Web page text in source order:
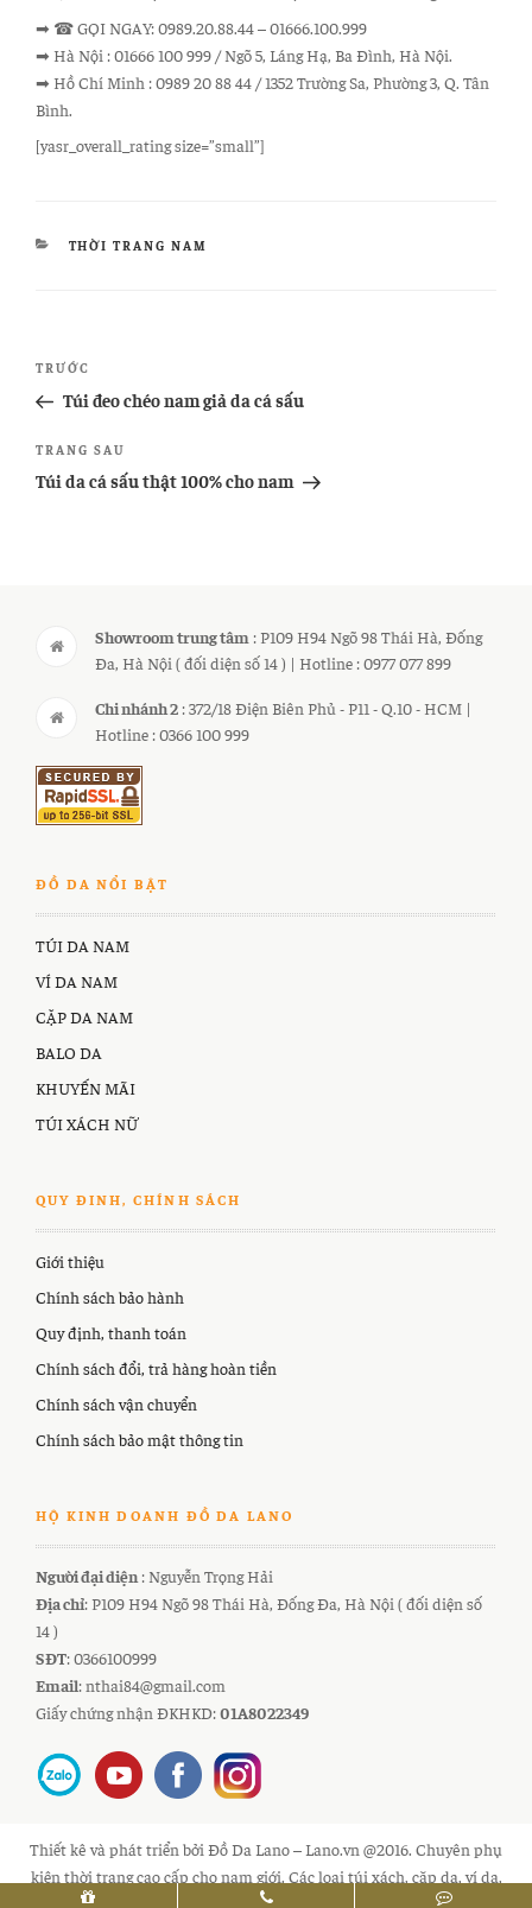
➡ ☎ GỌI NGAY: 0989.20.88.44 – 01666.100.999
➡ Hà Nội : 01666 100 999 / Ngõ 5, Láng Hạ, Ba Đình, Hà Nội.
➡ Hồ Chí Minh : 0989 20 88 44 / 1352 Trường Sa, Phường 3, Q. Tân
Bình.
[yasr_overall_rating size=”small”]
DANH
THỜI TRANG NAM
Điều
hướng
viết
Bài
cũ
TRƯỚC
Túi đeo chéo nam giả da cá sấu
Bài
tiếp
TRANG SAU
Túi da cá sấu thật 100% cho nam
Showroom trung tâm : P109 H94 Ngõ 98 Thái Hà, Đống
Đa, Hà Nội ( đối diện số 14 ) | Hotline : 0977 077 899
Chi nhánh 2 : 372/18 Điện Biên Phủ - P11 - Q.10 - HCM |
Hotline : 0366 100 999
ĐỒ DA NỔI BẬT
TÚI DA NAM
VÍ DA NAM
CẶP DA NAM
BALO DA
KHUYẾN MÃI
TÚI XÁCH NỮ
QUY ĐINH, CHÍNH SÁCH
Giới thiệu
Chính sách bảo hành
Quy định, thanh toán
Chính sách đổi, trả hàng hoàn tiền
Chính sách vận chuyển
Chính sách bảo mật thông tin
HỘ KINH DOANH ĐỒ DA LANO
Người đại diện : Nguyễn Trọng Hải
Địa chỉ: P109 H94 Ngõ 98 Thái Hà, Đống Đa, Hà Nội ( đối diện số
14 )
SĐT: 0366100999
Email: nthai84@gmail.com
Giấy chứng nhận ĐKHKD:01A8022349
Thiết kê và phát triển bởi Đồ Da Lano – Lano.vn @2016. Chuyên phụ
kiện thời trang cao cấp cho nam giới. Các loại túi xách, cặp da, ví da,
thắt lưng hàng hiệu cho nam